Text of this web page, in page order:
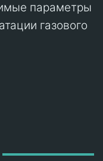
параметры
газового